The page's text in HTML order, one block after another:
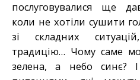
послуговувалися ще
коли не хотіли сушити
зі складних
традицію… Чому саме
зелена, а небо синє?